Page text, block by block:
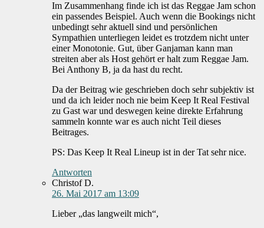
Im Zusammenhang finde ich ist das Reggae Jam schon
ein passendes Beispiel. Auch wenn die Bookings nicht
unbedingt sehr aktuell sind und persönlichen
Sympathien unterliegen leidet es trotzdem nicht unter
einer Monotonie. Gut, über Ganjaman kann man
streiten aber als Host gehört er halt zum Reggae Jam.
Bei Anthony B, ja da hast du recht.
Da der Beitrag wie geschrieben doch sehr subjektiv ist
und da ich leider noch nie beim Keep It Real Festival
zu Gast war und deswegen keine direkte Erfahrung
sammeln konnte war es auch nicht Teil dieses
Beitrages.
PS: Das Keep It Real Lineup ist in der Tat sehr nice.
Antworten
Christof D.
26. Mai 2017 am 13:09
Lieber „das langweilt mich“,